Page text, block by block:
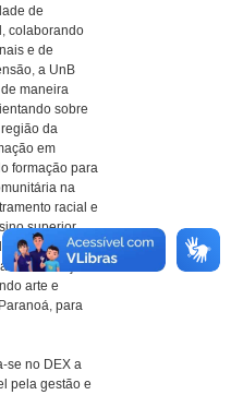
de
colaborando
e de
a UnB
maneira
sobre
da
em
formação para
na
racial e
superior,
II;
em situação
arte e
para
se no DEX a
pela gestão e